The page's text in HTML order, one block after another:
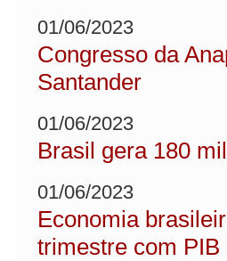
01/06/2023
Congresso da
Santander
01/06/2023
Brasil gera 180
01/06/2023
Economia
trimestre com PIB